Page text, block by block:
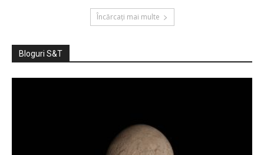
Încărcați mai multe
Bloguri S&T